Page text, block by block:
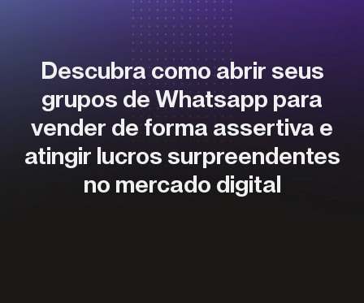
Descubra como abrir seus
grupos de Whatsapp para
vender de forma assertiva e
atingir lucros surpreendentes
no mercado digital